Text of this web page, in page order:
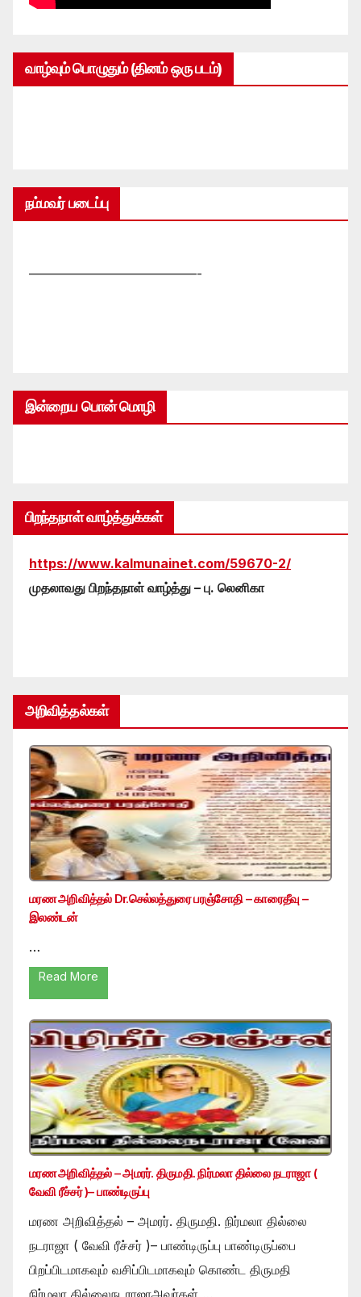
வாழ்வும் பொழுதும் (தினம் ஒரு படம்)
நம்மவர் படைப்பு
—————————————-
இன்றைய பொன் மொழி
பிறந்தநாள் வாழ்த்துக்கள்
https://www.kalmunainet.com/59670-2/
முதலாவது பிறந்தநாள் வாழ்த்து – பு. லெனிகா
அறிவித்தல்கள்
மரண அறிவித்தல் Dr.செல்லத்துரை பரஞ்சோதி – காரைதீவு –
இலண்டன்
…
Read More
மரண அறிவித்தல் – அமரர். திருமதி. நிர்மலா தில்லை நடராஜா (
வேவி ரீச்சர் )– பாண்டிருப்பு
மரண அறிவித்தல் – அமரர். திருமதி. நிர்மலா தில்லை
நடராஜா ( வேவி ரீச்சர் )– பாண்டிருப்பு பாண்டிருப்பை
பிறப்பிடமாகவும் வசிப்பிடமாகவும் கொண்ட திருமதி
நிர்மலா தில்லைநடராஜாஅவர்கள் …